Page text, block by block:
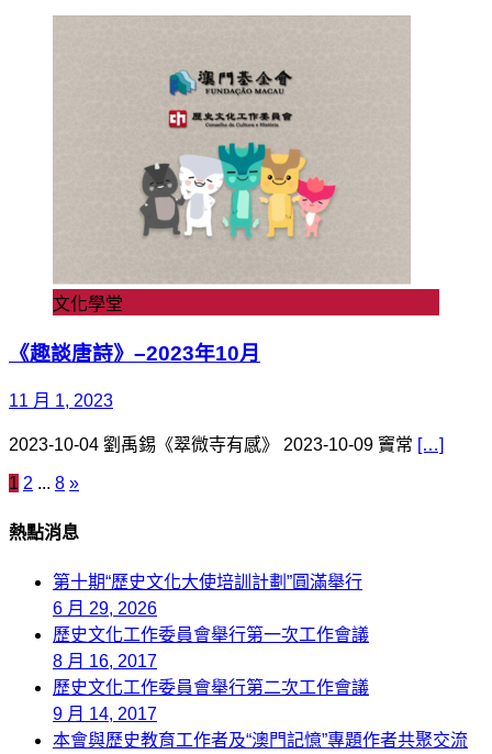
文化學堂
《趣談唐詩》–2023年10月
11 月 1, 2023
2023-10-04 劉禹錫《翠微寺有感》 2023-10-09 竇常 […]
文
章
1 2 ... 8 »
熱點消息
第十期“歷史文化大使培訓計劃”圓滿舉行
6 月 29, 2026
歷史文化工作委員會舉行第一次工作會議
8 月 16, 2017
歷史文化工作委員會舉行第二次工作會議
9 月 14, 2017
本會與歷史教育工作者及“澳門記憶”專題作者共聚交流